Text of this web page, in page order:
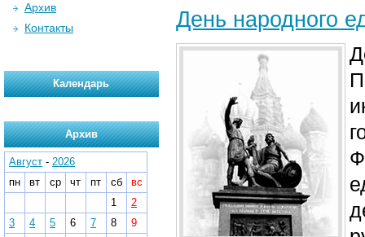
День народного
Архив
Контакты
Календарь
Архив
Август - 2026
пн
вт ср чт пт сб
вс
1
2
3
4 5 6 7 8
9